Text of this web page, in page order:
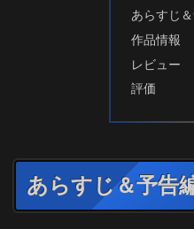
あらすじ
作品情報
レビュー
評価
あらすじ＆予告